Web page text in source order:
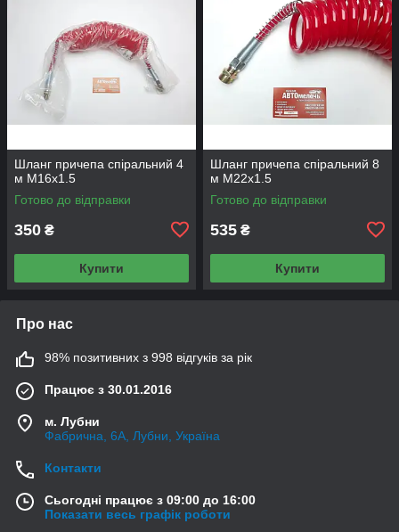
Шланг причепа спіральний 4
м М16x1.5
Готово до відправки
350 ₴
Купити
Шланг причепа спіральний 8
м М22x1.5
Готово до відправки
535 ₴
Купити
Про нас
98% позитивних з 998 відгуків за рік
Працює з 30.01.2016
м. Лубни
Фабрична, 6А, Лубни, Україна
Контакти
Сьогодні працює з 09:00 до 16:00
Показати весь графік роботи